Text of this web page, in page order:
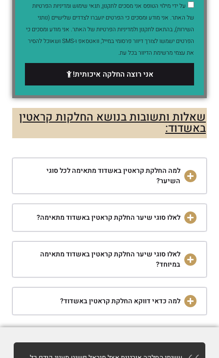
על ידי מילוי הטופס אני מסכים לתקנון, תנאי שימוש ומדיניות הפרטיות
של האתר. אני מודע ומסכים כי הפרטים יועברו לצדדים שלישיים (נותני
השירות), בהתאם לתקנון ולמדיניות הפרטיות של האתר. אני מודע ומסכים כי
הפרטים ישמשו לצורך דיוור פרסומי במייל, וואטסאפ ו-SMS ושאוכל להסיר
את עצמי מרשימת הדיוור בכל עת.
אני רוצה החלקה איכותית!
שאלות ותשובות בנושא החלקות קראטין
באשדוד:
למה החלקת קראטין באשדוד מתאימה לכל סוגי
השיער?
לאלו סוגי שיער החלקת קראטין באשדוד מתאימה?
לאלו סוגי שיער החלקת קראטין באשדוד מתאימה
במיוחד?
למה כדאי דווקא החלקת קראטין באשדוד?